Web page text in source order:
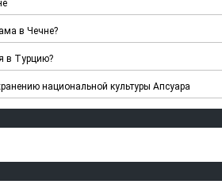
в Чечне?
в Турцию?
национальной культуры Апсуара